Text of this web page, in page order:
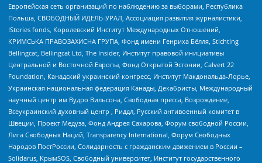
Европейская сеть организаций по наблюдению за выборами, Республика
Польша, СВОБОДНЫЙ ИДЕЛЬ-УРАЛ, Ассоциация развития журналистики,
IStories fonds, Королевский Институт Международных Отношений,
КРИМСЬКА ПРАВОЗАХИСНА ГРУПА, Фонд имени Генриха Бёлля, Stichting
Bellingcat, Bellingcat Ltd, The Insider, Институт правовой инициативы
Центральной и Восточной Европы, Фонд Открытой Эстонии, Calvert 22
Foundation, Канадский украинский конгресс, Институт Макдональда-Лорье,
Украинская национальная федерация Канады, Декабристы, Международный
научный центр им Вудро Вильсона, Свободная пресса, Возрождение,
Всеукраинский духовный центр , Риддл, Русский антивоенный комитет в
Швеции, Проект Медуза, Фонд Андрея Сахарова, Форум свободной России,
Лига Свободных Наций, Transparеncy International, Форум Свободных
Народов ПостРоссии, Солидарность с гражданским движением в России –
Solidarus, КрымSOS, Свободный университет, Институт государственного